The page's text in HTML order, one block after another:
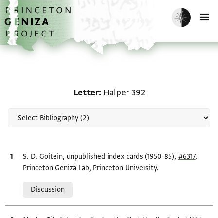
Skip to main content
home
Enable dark
Letter Halper 392
Bibliographic citation
S. D. Goitein, unpublished index cards (1950–85), #6317.
Princeton Geniza Lab, Princeton University.
Discussion